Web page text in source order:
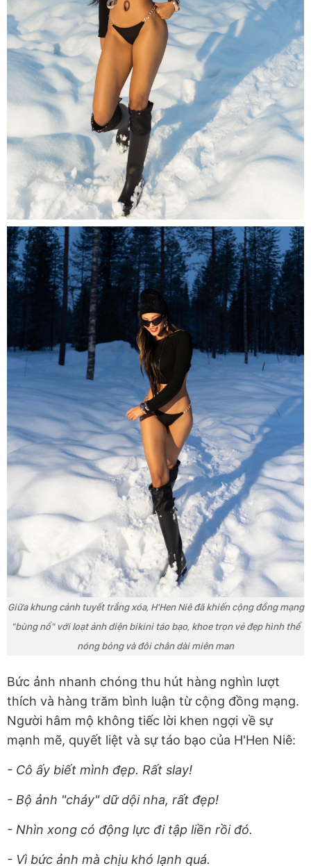
Giữa khung cảnh tuyết trắng xóa, H'Hen Niê đã khiến cộng đồng mạng
"bùng nổ" với loạt ảnh diện bikini táo bạo, khoe trọn vẻ đẹp hình thể
nóng bỏng và đôi chân dài miên man
Bức ảnh nhanh chóng thu hút hàng nghìn lượt
thích và hàng trăm bình luận từ cộng đồng mạng.
Người hâm mộ không tiếc lời khen ngợi về sự
mạnh mẽ, quyết liệt và sự táo bạo của H'Hen Niê:
- Cô ấy biết mình đẹp. Rất slay!
- Bộ ảnh "cháy" dữ dội nha, rất đẹp!
- Nhìn xong có động lực đi tập liền rồi đó.
- Vì bức ảnh mà chịu khó lạnh quá.